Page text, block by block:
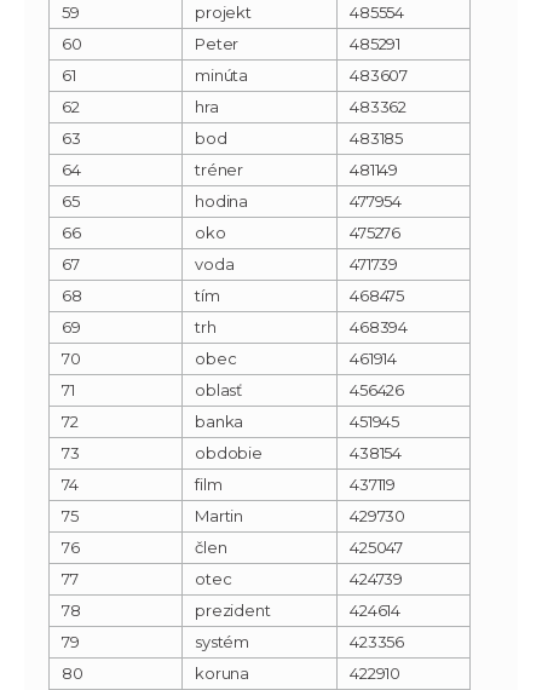
59
projekt
485554
60
Peter
485291
61
minúta
483607
62
hra
483362
63
bod
483185
64
tréner
481149
65
hodina
477954
66
oko
475276
67
voda
471739
68
tím
468475
69
trh
468394
70
obec
461914
71
oblasť
456426
72
banka
451945
73
obdobie
438154
74
film
437119
75
Martin
429730
76
člen
425047
77
otec
424739
78
prezident
424614
79
systém
423356
80
koruna
422910